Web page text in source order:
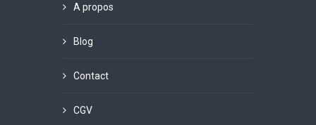
A propos
Blog
Contact
CGV